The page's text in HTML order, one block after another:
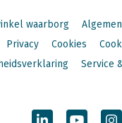
waarborg
Privacy Cookies
Service